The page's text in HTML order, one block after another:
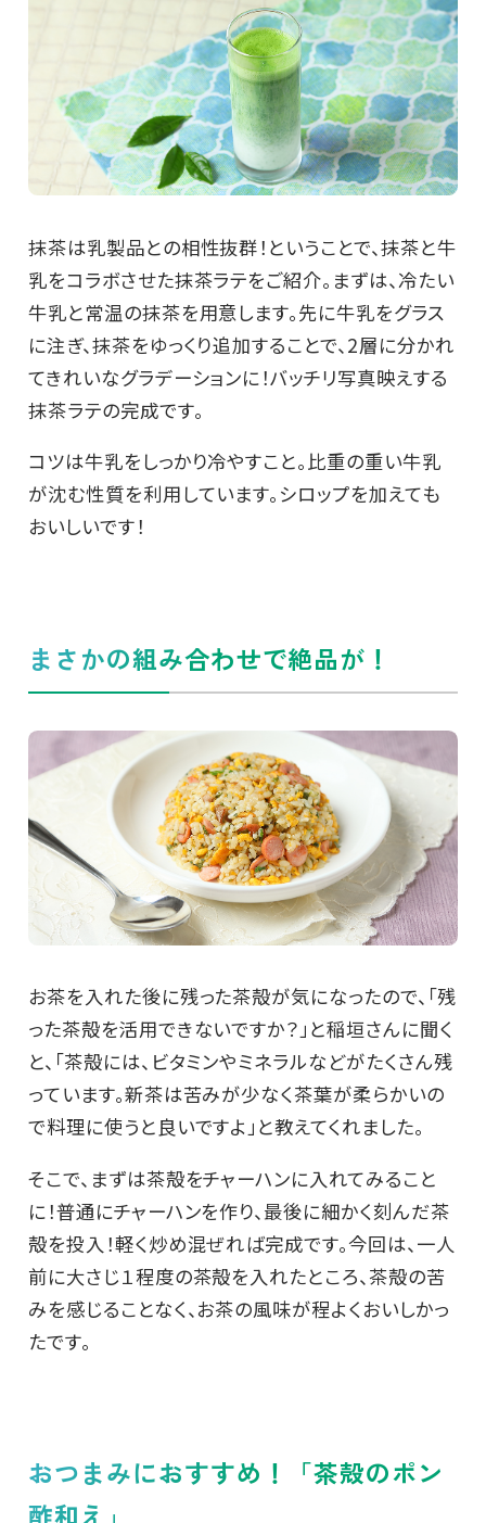
抹茶は乳製品との相性抜群！ということで、抹茶と牛
乳をコラボさせた抹茶ラテをご紹介。まずは、冷たい
牛乳と常温の抹茶を用意します。先に牛乳をグラス
に注ぎ、抹茶をゆっくり追加することで、2層に分かれ
てきれいなグラデーションに！バッチリ写真映えする
抹茶ラテの完成です。
コツは牛乳をしっかり冷やすこと。比重の重い牛乳
が沈む性質を利用しています。シロップを加えても
おいしいです！
まさかの組み合わせで絶品が！
お茶を入れた後に残った茶殻が気になったので、「残
った茶殻を活用できないですか？」と稲垣さんに聞く
と、「茶殻には、ビタミンやミネラルなどがたくさん残
っています。新茶は苦みが少なく茶葉が柔らかいの
で料理に使うと良いですよ」と教えてくれました。
そこで、まずは茶殻をチャーハンに入れてみること
に！普通にチャーハンを作り、最後に細かく刻んだ茶
殻を投入！軽く炒め混ぜれば完成です。今回は、一人
前に大さじ１程度の茶殻を入れたところ、茶殻の苦
みを感じることなく、お茶の風味が程よくおいしかっ
たです。
おつまみにおすすめ！「茶殻のポン
酢和え」